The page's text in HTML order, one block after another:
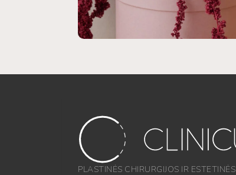
PLASTINĖS CHIRURGIJOS IR ESTETINĖS